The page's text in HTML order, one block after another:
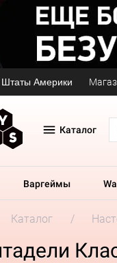
Америки
Каталог
Варгеймы
Каталог